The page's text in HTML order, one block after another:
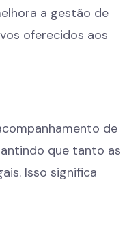
a gestão de
oferecidos aos
de
que tanto as
Isso significa